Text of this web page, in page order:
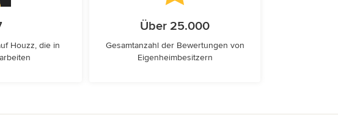
Houzz, die in
Über 25.000
Gesamtanzahl der Bewertungen von
Eigenheimbesitzern